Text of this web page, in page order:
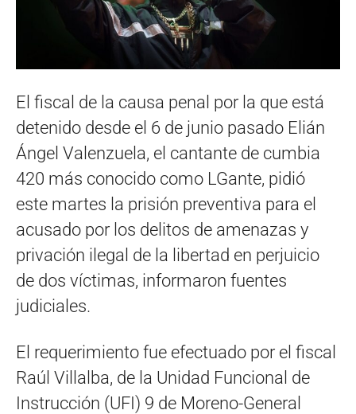
El fiscal de la causa penal por la que está
detenido desde el 6 de junio pasado Elián
Ángel Valenzuela, el cantante de cumbia
420 más conocido como LGante, pidió
este martes la prisión preventiva para el
acusado por los delitos de amenazas y
privación ilegal de la libertad en perjuicio
de dos víctimas, informaron fuentes
judiciales.
El requerimiento fue efectuado por el fiscal
Raúl Villalba, de la Unidad Funcional de
Instrucción (UFI) 9 de Moreno-General